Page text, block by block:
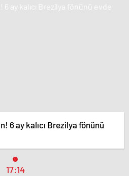
6 ay kalıcı Brezilya fönünü
17:14